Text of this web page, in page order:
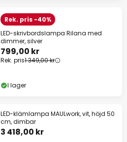
Rek. pris -40%
LED-skrivbordslampa Rilana med
dimmer, silver
799,00 kr
Rek. pris1 349,00 kr
I lager
LED-klämlampa MAULwork, vit, höjd 50
cm, dimbar
3 418,00 kr